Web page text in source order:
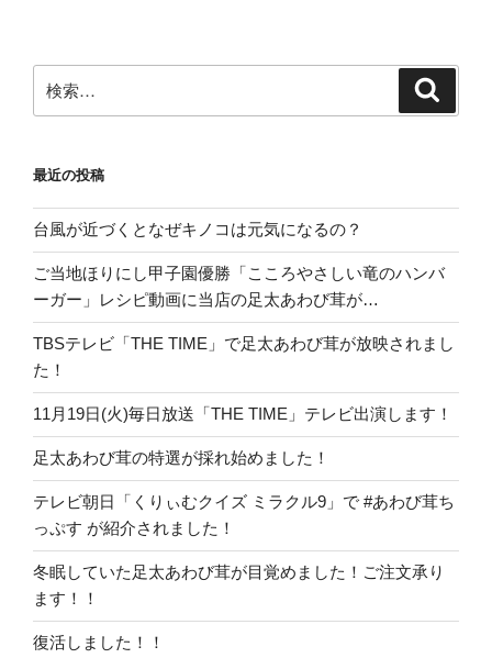
索:
最近の投稿
台風が近づくとなぜキノコは元気になるの？
ご当地ほりにし甲子園優勝「こころやさしい竜のハンバ
ーガー」レシピ動画に当店の足太あわび茸が…
TBSテレビ「THE TIME」で足太あわび茸が放映されまし
た！
11月19日(火)毎日放送「THE TIME」テレビ出演します！
足太あわび茸の特選が採れ始めました！
テレビ朝日「くりぃむクイズ ミラクル9」で #あわび茸ち
っぷす が紹介されました！
冬眠していた足太あわび茸が目覚めました！ご注文承り
ます！！
復活しました！！